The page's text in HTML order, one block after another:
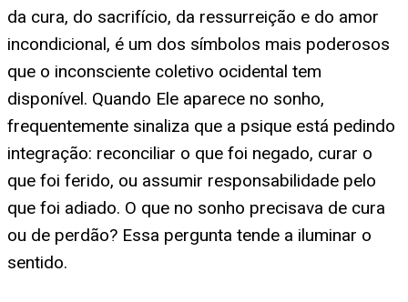
da cura, do sacrifício, da ressurreição e do amor
incondicional, é um dos símbolos mais poderosos
que o inconsciente coletivo ocidental tem
disponível. Quando Ele aparece no sonho,
frequentemente sinaliza que a psique está pedindo
integração: reconciliar o que foi negado, curar o
que foi ferido, ou assumir responsabilidade pelo
que foi adiado. O que no sonho precisava de cura
ou de perdão? Essa pergunta tende a iluminar o
sentido.